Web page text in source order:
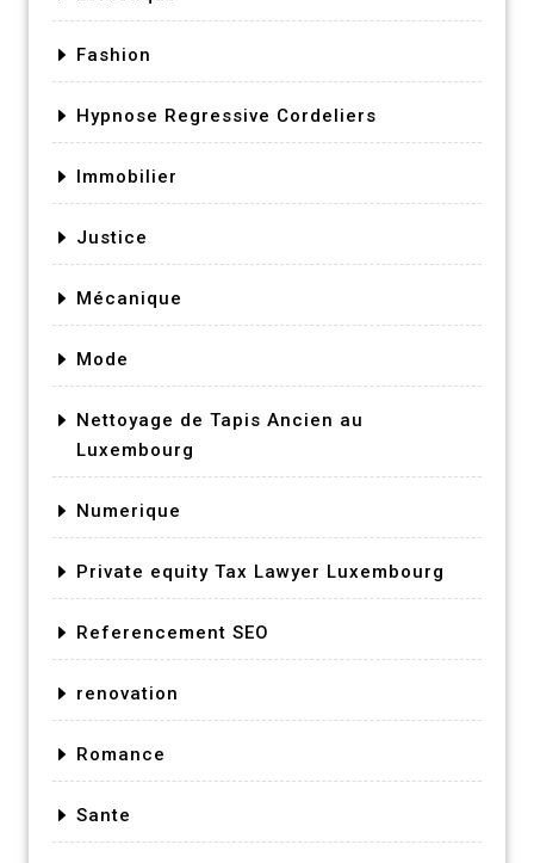
Fashion
Hypnose Regressive Cordeliers
Immobilier
Justice
Mécanique
Mode
Nettoyage de Tapis Ancien au
Luxembourg
Numerique
Private equity Tax Lawyer Luxembourg
Referencement SEO
renovation
Romance
Sante